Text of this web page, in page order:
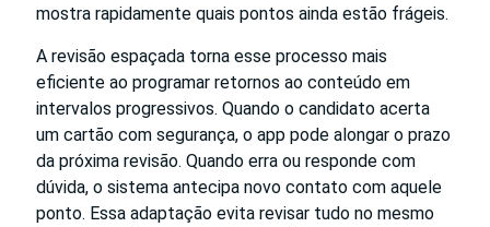
mostra rapidamente quais pontos ainda estão frágeis.
A revisão espaçada torna esse processo mais
eficiente ao programar retornos ao conteúdo em
intervalos progressivos. Quando o candidato acerta
um cartão com segurança, o app pode alongar o prazo
da próxima revisão. Quando erra ou responde com
dúvida, o sistema antecipa novo contato com aquele
ponto. Essa adaptação evita revisar tudo no mesmo